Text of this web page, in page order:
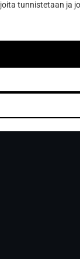
tunnistetaan ja